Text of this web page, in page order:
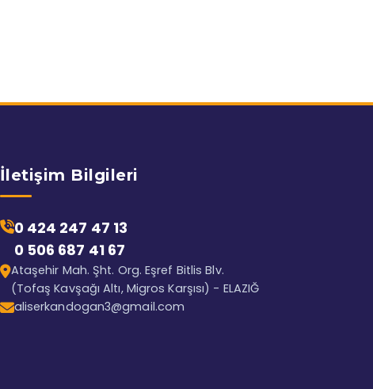
İletişim Bilgileri
0 424 247 47 13
0 506 687 41 67
Ataşehir Mah. Şht. Org. Eşref Bitlis Blv.
(Tofaş Kavşağı Altı, Migros Karşısı) - ELAZIĞ
aliserkandogan3@gmail.com